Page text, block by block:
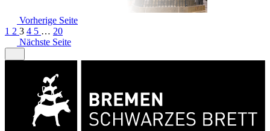
Vorherige Seite
1 2 3 4 5 … 20
Nächste Seite